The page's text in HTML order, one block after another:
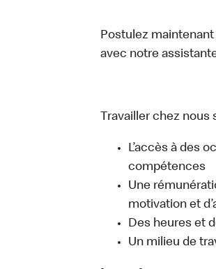
Postulez
avec notre
Travailler chez nous
L’accès à des
compétences
Une
motivation et
Des heures et
Un milieu de